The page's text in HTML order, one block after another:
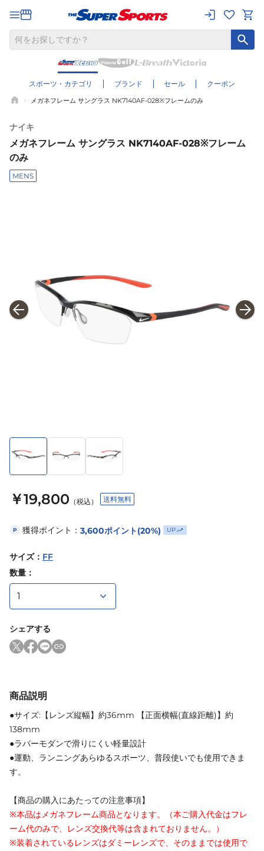
スポーツ・カテゴリ ブランド セール クーポン
メガネフレーム サングラス NK7140AF-028※フレームのみ
ナイキ
メガネフレーム サングラス NK7140AF-028※フレーム
のみ
MENS
￥19,800 （税込） 送料無料
P 獲得ポイント： 3,600ポイント(20%) UP
サイズ： FF
数量：
シェアする
商品説明
●サイズ:【レンズ縦幅】約36mm 【正面横幅(直線距離)】約
138mm
●ラバーモダンで滑りにくい軽量設計
●運動、ランニングあらゆるスポーツ、普段使いでも使用できま
す。
【商品の購入にあたっての注意事項】
※本品はメガネフレーム商品となります。（本ご購入代金はフレ
ーム代のみで、レンズ交換代等は含まれておりません。）
※装着されているレンズはダミーレンズで、そのままでは使用で